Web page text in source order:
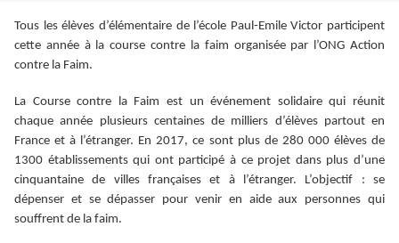
Tous les élèves d’élémentaire de l’école Paul-Emile Victor participent
cette année à la course contre la faim organisée par l’ONG Action
contre la Faim.
La Course contre la Faim est un événement solidaire qui réunit
chaque année plusieurs centaines de milliers d’élèves partout en
France et à l’étranger. En 2017, ce sont plus de 280 000 élèves de
1300 établissements qui ont participé à ce projet dans plus d’une
cinquantaine de villes françaises et à l’étranger. L’objectif : se
dépenser et se dépasser pour venir en aide aux personnes qui
souffrent de la faim.